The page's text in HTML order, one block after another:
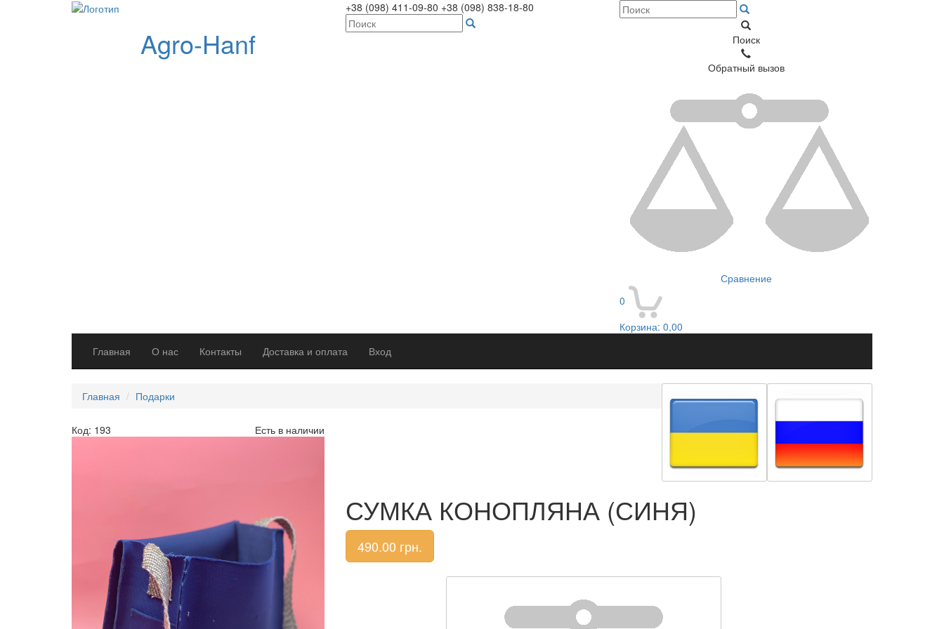
Agro-Hanf
+38 (098) 411-09-80 +38 (098) 838-18-80
Поиск
Обратный вызов
Сравнение
0
Корзина: 0,00
Главная
О нас Контакты Доставка и оплата Вход
Главная Подарки
Код: 193 Есть в наличии
СУМКА КОНОПЛЯНА (СИНЯ)
490.00 грн.